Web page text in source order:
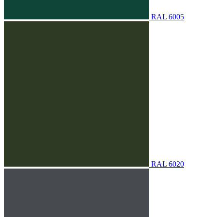
RAL 6005
RAL 6020